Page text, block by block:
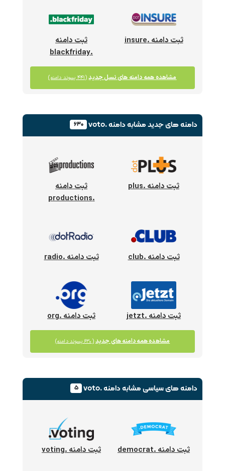
ثبت دامنه .insure
ثبت دامنه
.blackfriday
مشاهده همه دامنه های نسل جدید (۴۴۱ پسوند دامنه)
دامنه های جدیدمشابه دامنه .voto ۶۳۰
ثبت دامنه .plus
ثبت دامنه
.productions
ثبت دامنه .club ثبت دامنه .radio
ثبت دامنه .jetzt ثبت دامنه .org
مشاهده همه دامنه های جدید (۶۳۰ پسوند دامنه)
دامنه های سیاسیمشابه دامنه .voto ۵
ثبت دامنه .democrat ثبت دامنه .voting